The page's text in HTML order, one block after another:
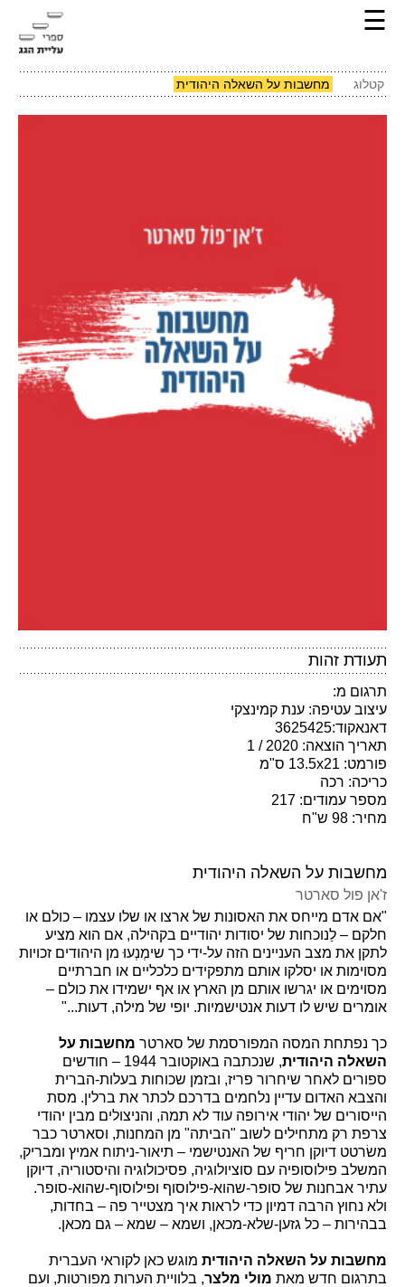
☰
קטלוג מחשבות על השאלה היהודית
תעודת זהות
תרגום מ:
עיצוב עטיפה: ענת קמינצקי
דאנאקוד:3625425
תאריך הוצאה: 2020 / 1
פורמט: 13.5x21 ס"מ
כריכה: רכה
מספר עמודים: 217
מחיר: 98 ש"ח
מחשבות על השאלה היהודית
ז'אן פול סארטר
"אם אדם מייחס את האסונות של ארצו או שלו עצמו – כולם או
חלקם – לַנוכחות של יסודות יהודיים בקהילה, אם הוא מציע
לתקן את מצב העניינים הזה על-ידי כך שימְנְעוּ מן היהודים זכויות
מסוימות או יסלקו אותם מתפקידים כלכליים או חברתיים
מסוימים או יגרשו אותם מן הארץ או אף ישמידו את כולם –
אומרים שיש לו דעות אנטישמיות. יופי של מילה, דעות..."
כך נפתחת המסה המפורסמת של סארטר מחשבות על
השאלה היהודית
, שנכתבה באוקטובר 1944 – חודשים
ספורים לאחר שיחרור פריז, ובזמן שכוחות בעלות-הברית
והצבא האדום עדיין נלחמים בדרכם לכתר את ברלין. מסת
הייסורים של יהודי אירופה עוד לא תמה, והניצולים מבין יהודי
צרפת רק מתחילים לשוב "הביתה" מן המחנות, וסארטר כבר
משׂרטט דיוקן חריף של האנטישמי – תיאור-ניתוח אמיץ ומבריק,
המשלב פילוסופיה עם סוציולוגיה, פסיכולוגיה והיסטוריה, דיוקן
עתיר אבחנות של סופר-שהוא-פילוסוף ופילוסוף-שהוא-סופר.
ולא נחוץ הרבה דמיון כדי לראות איך מצטייר פה – בחדות,
בבהירות – כל גזען-שלא-מכאן, ושמא – שמא – גם מכאן.
מחשבות על השאלה היהודית מוגש כאן לקוראי העברית
בתרגום חדש מאת מולי מלצר, בלוויית הערות מפורטות, ועם